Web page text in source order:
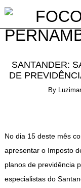
SANTANDER:
DE
By
No dia 15 deste mês
apresentar o Imposto
planos de previdência
especialistas do